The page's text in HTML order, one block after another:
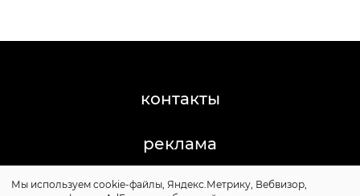
контакты
реклама
©2011-2026 Posta-Magazine
Мы используем cookie-файлы, Яндекс.Метрику, Вебвизор,